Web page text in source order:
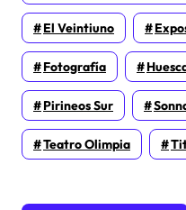
El Veintiuno
Fotografía
Pirineos Sur
Teatro Olimpia